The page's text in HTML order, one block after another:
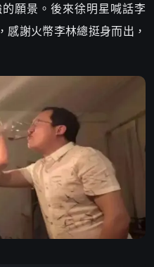
願景。後來徐明星喊話李
謝火幣李林總挺身而出，